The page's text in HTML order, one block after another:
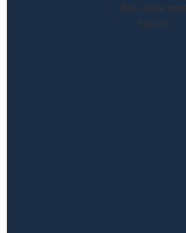
No data was
found